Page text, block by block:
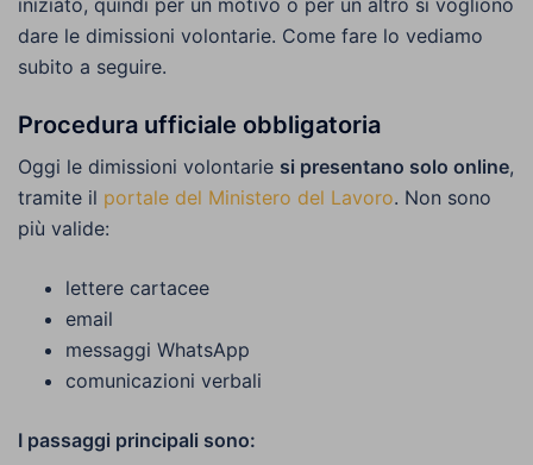
iniziato, quindi per un motivo o per un altro si vogliono
dare le dimissioni volontarie. Come fare lo vediamo
subito a seguire.
Procedura ufficiale obbligatoria
Oggi le dimissioni volontarie si presentano solo online,
tramite il portale del Ministero del Lavoro. Non sono
più valide:
lettere cartacee
email
messaggi WhatsApp
comunicazioni verbali
I passaggi principali sono: